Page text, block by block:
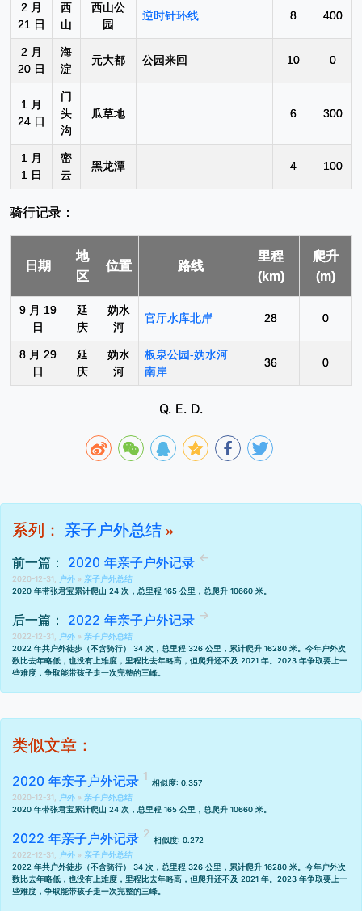
2 月
21 日
西
山
西山公
园
逆时针环线 8 400
2 月
20 日
海
淀
元大都 公园来回 10 0
1 月
24 日
门
头
沟
瓜草地 6 300
1 月
1 日
密
云
黑龙潭 4 100
骑行记录：
日期
地
区
位置 路线
里程
(km)
爬升
(m)
9 月 19
日
延
庆
妫水
河
官厅水库北岸 28 0
8 月 29
日
延
庆
妫水
河
板泉公园-妫水河
南岸
36 0
Q. E. D.
系列： 亲子户外总结 »
前一篇： 2020 年亲子户外记录
2020-12-31, 户外 » 亲子户外总结
2020 年带张君宝累计爬山 24 次，总里程 165 公里，总爬升 10660 米。
后一篇： 2022 年亲子户外记录
2022-12-31, 户外 » 亲子户外总结
2022 年共户外徒步（不含骑行） 34 次，总里程 326 公里，累计爬升 16280 米。今年户外次
数比去年略低，也没有上难度，里程比去年略高 ，但爬升还不及 2021 年。2023 年争取要上一
些难度，争取能带孩子走一次完整的三峰。
类似文章：
2020 年亲子户外记录
相似度: 0.357
2020-12-31,
户外 » 亲子户外总结
2020 年带张君宝累计爬山 24 次，总里程 165 公里，总爬升 10660 米。
2022 年亲子户外记录
相似度: 0.272
2022-12-31,
户外 » 亲子户外总结
2022 年共户外徒步（不含骑行） 34 次，总里程 326 公里，累计爬升 16280 米。今年户外次
数比去年略低，也没有上难度，里程比去年略高 ，但爬升还不及 2021 年。2023 年争取要上一
些难度，争取能带孩子走一次完整的三峰。